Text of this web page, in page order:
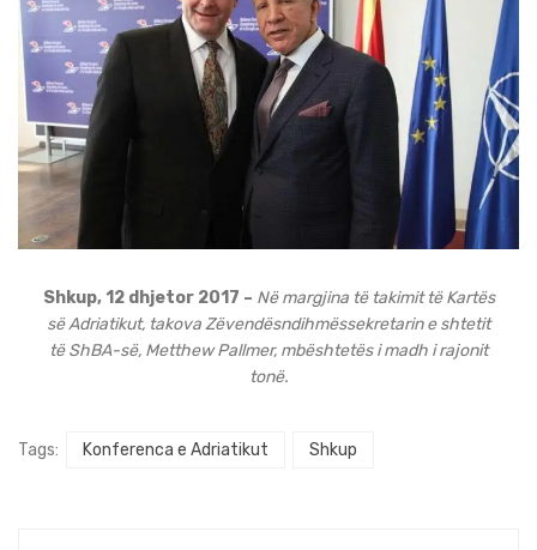
Shkup, 12 dhjetor 2017 – Në margjina të takimit të Kartës
së Adriatikut, takova Zëvendësndihmëssekretarin e shtetit
të ShBA-së, Metthew Pallmer, mbështetës i madh i rajonit
tonë.
Tags: Konferenca e Adriatikut Shkup